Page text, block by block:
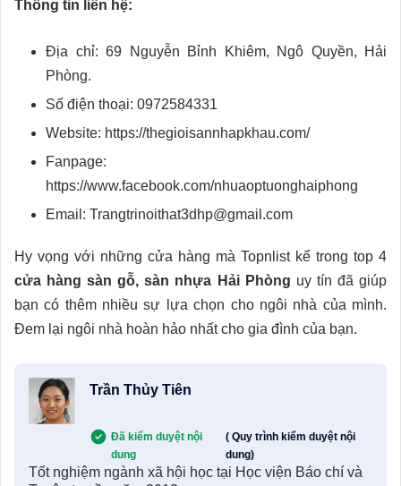
Thông tin liên hệ:
Địa chỉ: 69 Nguyễn Bỉnh Khiêm, Ngô Quyền, Hải
Phòng.
Số điện thoại: 0972584331
Website: https://thegioisannhapkhau.com/
Fanpage:
https://www.facebook.com/nhuaoptuonghaiphong
Email: Trangtrinoithat3dhp@gmail.com
Hy vọng với những cửa hàng mà Topnlist kể trong top 4
cửa hàng sàn gỗ, sàn nhựa Hải Phòng uy tín đã giúp
bạn có thêm nhiều sự lựa chọn cho ngôi nhà của mình.
Đem lại ngôi nhà hoàn hảo nhất cho gia đình của bạn.
Trần Thủy Tiên
Đã kiểm duyệt nội
dung
( Quy trình kiểm duyệt nội
dung)
Tốt nghiệm ngành xã hội học tại Học viện Báo chí và